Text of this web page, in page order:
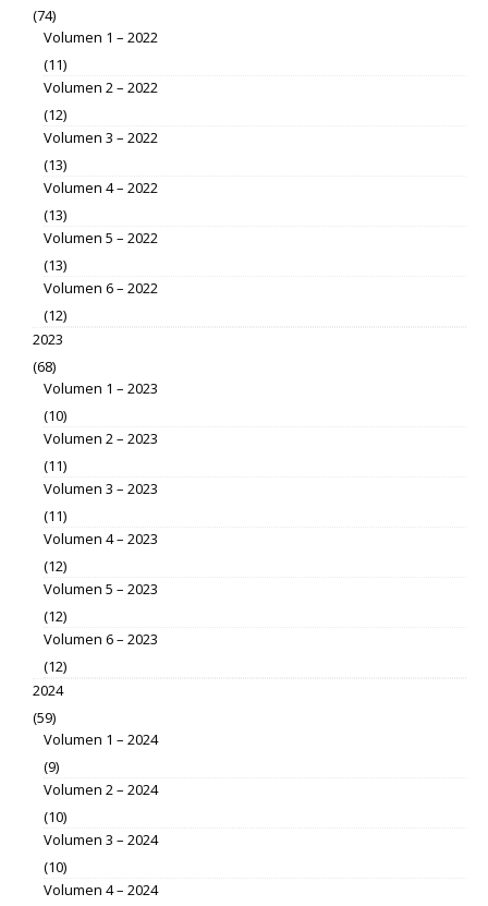
(74)
Volumen 1 – 2022
(11)
Volumen 2 – 2022
(12)
Volumen 3 – 2022
(13)
Volumen 4 – 2022
(13)
Volumen 5 – 2022
(13)
Volumen 6 – 2022
(12)
2023
(68)
Volumen 1 – 2023
(10)
Volumen 2 – 2023
(11)
Volumen 3 – 2023
(11)
Volumen 4 – 2023
(12)
Volumen 5 – 2023
(12)
Volumen 6 – 2023
(12)
2024
(59)
Volumen 1 – 2024
(9)
Volumen 2 – 2024
(10)
Volumen 3 – 2024
(10)
Volumen 4 – 2024